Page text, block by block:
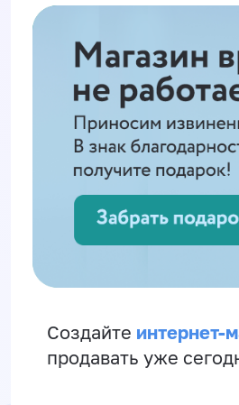
Создайте интернет-
продавать уже